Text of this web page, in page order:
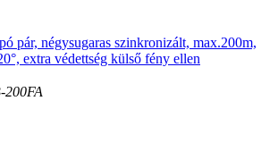
pár, négysugaras szinkronizált, max.200m,
extra védettség külső fény ellen
200FA